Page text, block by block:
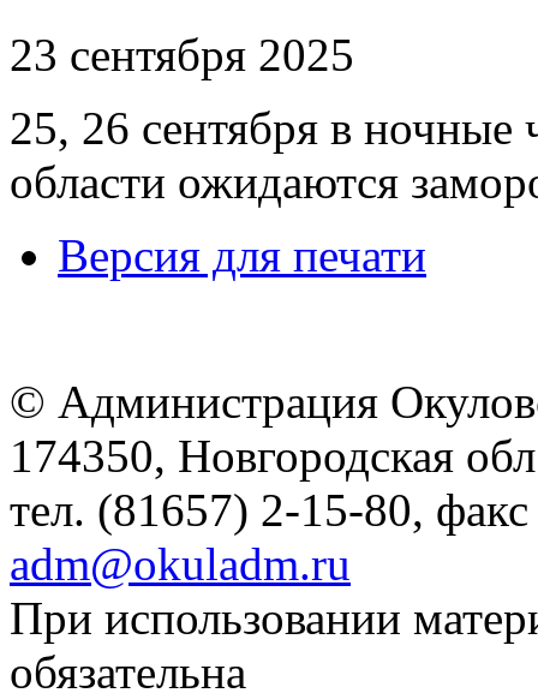
23 сентября 2025
25, 26 сентября в
области ожидаются
Версия для печати
© Администрация
174350, Новгородская
тел. (81657) 2-15-80,
adm@okuladm.ru
При использовании
обязательна